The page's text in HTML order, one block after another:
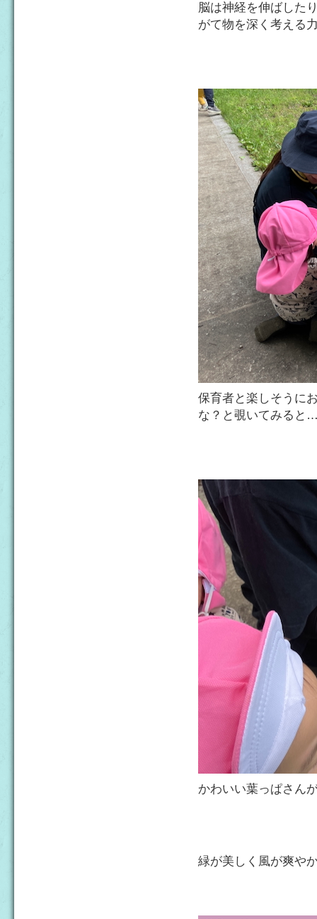
脳は神経を伸ばした
がて物を深く考える
保育者と楽しそうに
な？と覗いてみると
かわいい葉っぱさん
緑が美しく風が爽や